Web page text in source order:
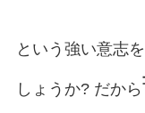
という強い意志
しょうか? だから